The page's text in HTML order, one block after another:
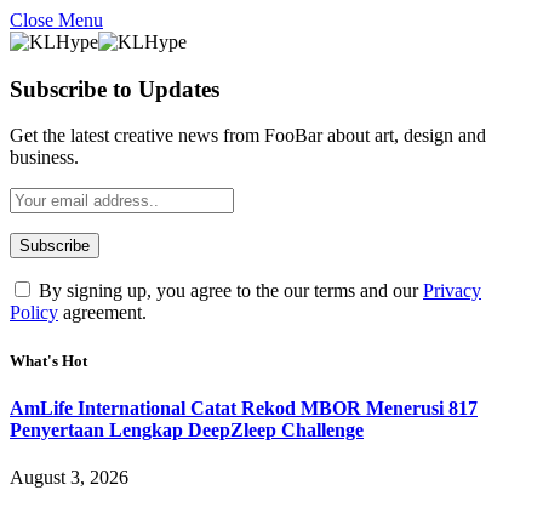
Close Menu
Subscribe to Updates
Get the latest creative news from FooBar about art, design and
business.
By signing up, you agree to the our terms and ourPrivacy
Policy agreement.
What's Hot
AmLife International Catat Rekod MBOR Menerusi 817
Penyertaan Lengkap DeepZleep Challenge
August 3, 2026